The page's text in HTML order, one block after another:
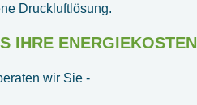
Druckluftlösung.
IHRE ENERGIEKOSTEN
wir Sie -